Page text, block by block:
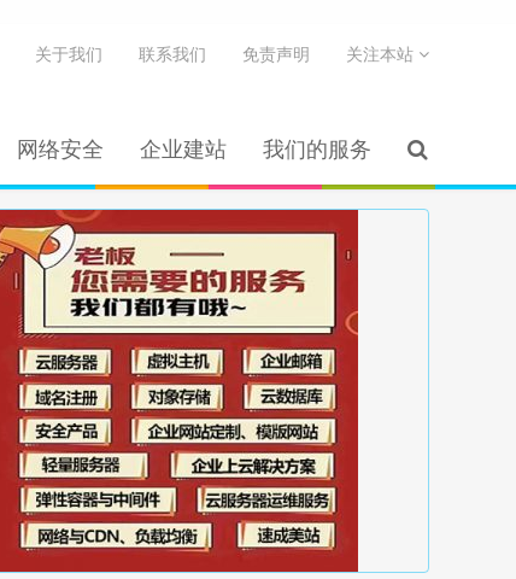
网络安全 企业建站 我们的服务
关于我们 联系我们 免责声明 关注本站